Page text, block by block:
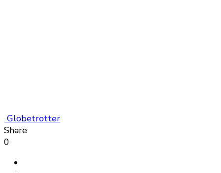
Globetrotter
Share
0